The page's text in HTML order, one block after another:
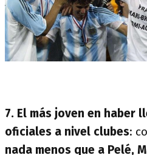
7. El más joven en haber
oficiales a nivel clubes:
nada menos que a Pelé,